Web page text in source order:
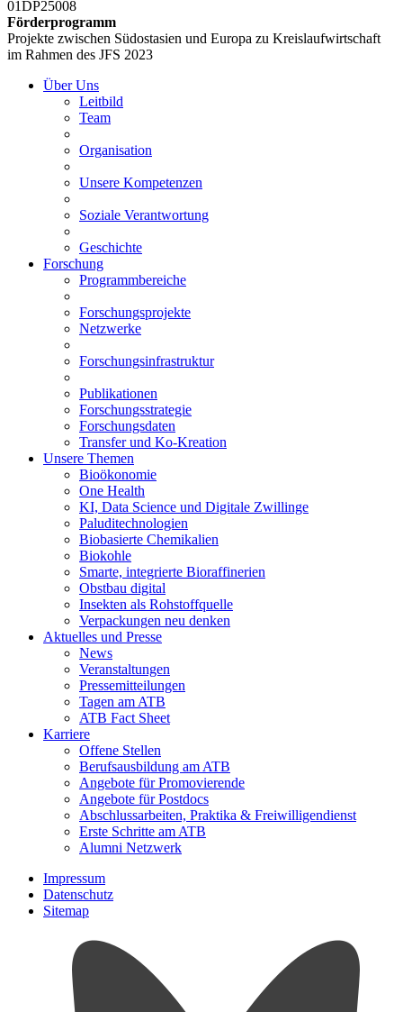
01DP25008
Förderprogramm
Projekte zwischen Südostasien und Europa zu Kreislaufwirtschaft
im Rahmen des JFS 2023
Über Uns
Leitbild
Team
Organisation
Unsere Kompetenzen
Soziale Verantwortung
Geschichte
Forschung
Programmbereiche
Forschungsprojekte
Netzwerke
Forschungsinfrastruktur
Publikationen
Forschungsstrategie
Forschungsdaten
Transfer und Ko-Kreation
Unsere Themen
Bioökonomie
One Health
KI, Data Science und Digitale Zwillinge
Paluditechnologien
Biobasierte Chemikalien
Biokohle
Smarte, integrierte Bioraffinerien
Obstbau digital
Insekten als Rohstoffquelle
Verpackungen neu denken
Aktuelles und Presse
News
Veranstaltungen
Pressemitteilungen
Tagen am ATB
ATB Fact Sheet
Karriere
Offene Stellen
Berufsausbildung am ATB
Angebote für Promovierende
Angebote für Postdocs
Abschlussarbeiten, Praktika & Freiwilligendienst
Erste Schritte am ATB
Alumni Netzwerk
Impressum
Datenschutz
Sitemap